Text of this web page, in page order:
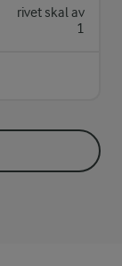
rivet skal av
1